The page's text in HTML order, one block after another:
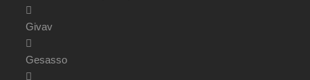
Givav
Gesasso